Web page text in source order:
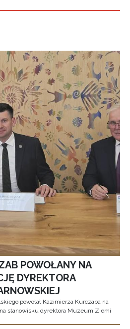
POWOŁANY NA
DYREKTORA
powołał Kazimierza Kurczaba na
stanowisku dyrektora Muzeum Ziemi